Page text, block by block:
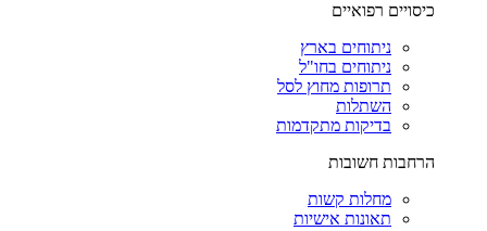
כיסויים רפואיים
ניתוחים בארץ
ניתוחים בחו"ל
תרופות מחוץ לסל
השתלות
בדיקות מתקדמות
הרחבות חשובות
מחלות קשות
תאונות אישיות